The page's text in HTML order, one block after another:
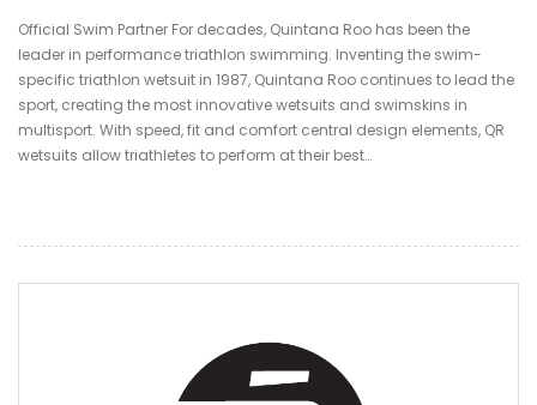
Official Swim Partner For decades, Quintana Roo has been the
leader in performance triathlon swimming. Inventing the swim-
specific triathlon wetsuit in 1987, Quintana Roo continues to lead the
sport, creating the most innovative wetsuits and swimskins in
multisport. With speed, fit and comfort central design elements, QR
wetsuits allow triathletes to perform at their best…